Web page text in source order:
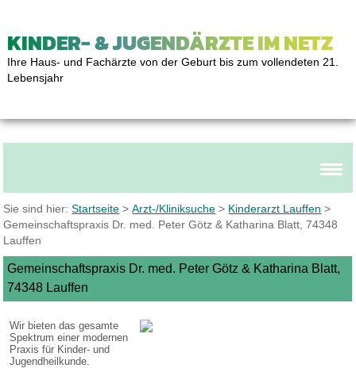
KINDER- & JUGENDÄRZTE IM NETZ
Ihre Haus- und Fachärzte von der Geburt bis zum vollendeten 21.
Lebensjahr
Sie sind hier:Startseite >Arzt-/Kliniksuche > Kinderarzt Lauffen >
Gemeinschaftspraxis Dr. med. Peter Götz & Katharina Blatt, 74348
Lauffen
Gemeinschaftspraxis Dr. med. Peter Götz & Katharina Blatt,
74348 Lauffen
Wir bieten das gesamte
Spektrum einer modernen
Praxis für Kinder- und
Jugendheilkunde.